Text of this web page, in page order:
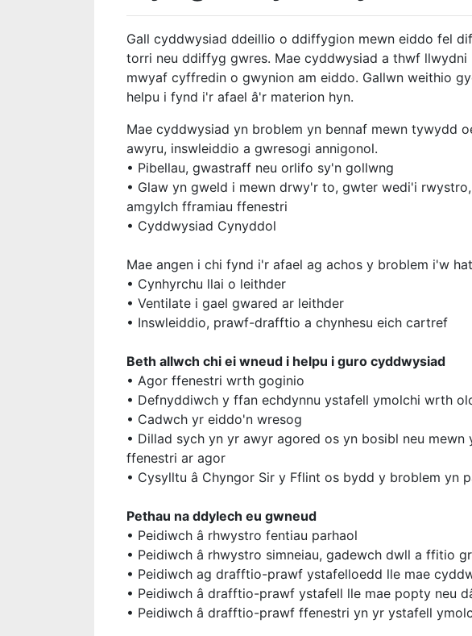
Gall cyddwysiad ddeillio o ddiffygion mewn eiddo fel
torri neu ddiffyg gwres. Mae cyddwysiad a thwf
mwyaf cyffredin o gwynion am eiddo. Gallwn weithio
helpu i fynd i'r afael â'r materion hyn.
Mae cyddwysiad yn broblem yn bennaf mewn tywydd
awyru, inswleiddio a gwresogi annigonol.
• Pibellau, gwastraff neu orlifo sy'n gollwng
• Glaw yn gweld i mewn drwy'r to, gwter wedi'i
amgylch fframiau ffenestri
• Cyddwysiad Cynyddol
Mae angen i chi fynd i'r afael ag achos y broblem i'w
• Cynhyrchu llai o leithder
• Ventilate i gael gwared ar leithder
• Inswleiddio, prawf-drafftio a chynhesu eich cartref
Beth allwch chi ei wneud i helpu i guro cyddwysiad
• Agor ffenestri wrth goginio
• Defnyddiwch y ffan echdynnu ystafell ymolchi wrth
• Cadwch yr eiddo'n wresog
• Dillad sych yn yr awyr agored os yn bosibl neu
ffenestri ar agor
• Cysylltu â Chyngor Sir y Fflint os bydd y broblem yn
Pethau na ddylech eu gwneud
• Peidiwch â rhwystro fentiau parhaol
• Peidiwch â rhwystro simneiau, gadewch dwll a ffitio
• Peidiwch ag drafftio-prawf ystafelloedd lle mae
• Peidiwch â drafftio-prawf ystafell lle mae popty neu
• Peidiwch â drafftio-prawf ffenestri yn yr ystafell